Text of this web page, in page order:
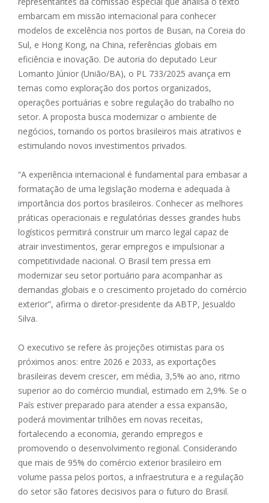
embarcam em missão internacional para conhecer
modelos de excelência nos portos de Busan, na Coreia do
Sul, e Hong Kong, na China, referências globais em
eficiência e inovação. De autoria do deputado Leur
Lomanto Júnior (União/BA), o PL 733/2025 avança em
temas como exploração dos portos organizados,
operações portuárias e sobre regulação do trabalho no
setor. A proposta busca modernizar o ambiente de
negócios, tornando os portos brasileiros mais atrativos e
estimulando novos investimentos privados.
“A experiência internacional é fundamental para embasar a
formatação de uma legislação moderna e adequada à
importância dos portos brasileiros. Conhecer as melhores
práticas operacionais e regulatórias desses grandes hubs
logísticos permitirá construir um marco legal capaz de
atrair investimentos, gerar empregos e impulsionar a
competitividade nacional. O Brasil tem pressa em
modernizar seu setor portuário para acompanhar as
demandas globais e o crescimento projetado do comércio
exterior”, afirma o diretor-presidente da ABTP, Jesualdo
Silva.
O executivo se refere às projeções otimistas para os
próximos anos: entre 2026 e 2033, as exportações
brasileiras devem crescer, em média, 3,5% ao ano, ritmo
superior ao do comércio mundial, estimado em 2,9%. Se o
País estiver preparado para atender a essa expansão,
poderá movimentar trilhões em novas receitas,
fortalecendo a economia, gerando empregos e
promovendo o desenvolvimento regional. Considerando
que mais de 95% do comércio exterior brasileiro em
volume passa pelos portos, a infraestrutura e a regulação
do setor são fatores decisivos para o futuro do Brasil.